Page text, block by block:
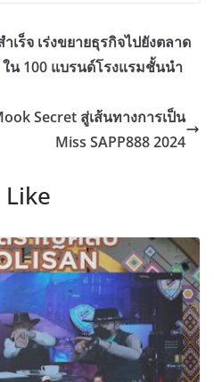
เร็จ เร่งขยายธุรกิจไปยังตลาด
น 100 แบรนด์โรงแรมชั้นนำ
Secret สู่เส้นทางการเป็น
Miss SAPP888 2024